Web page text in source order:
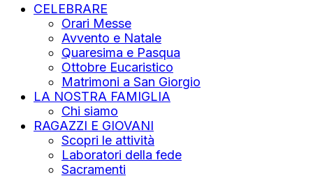
CELEBRARE
Orari Messe
Avvento e Natale
Quaresima e Pasqua
Ottobre Eucaristico
Matrimoni a San Giorgio
LA NOSTRA FAMIGLIA
Chi siamo
RAGAZZI E GIOVANI
Scopri le attività
Laboratori della fede
Sacramenti